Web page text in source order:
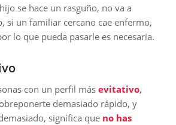
se hace un rasguño, no va a
si un familiar cercano cae enfermo,
lo que pueda pasarle es necesaria.
con un perfil más evitativo,
demasiado rápido, y
significa que no has